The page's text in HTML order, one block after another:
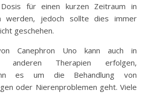
für einen kurzen Zeitraum in
werden, jedoch sollte dies immer
geschehen.
Canephron Uno kann auch in
anderen Therapien erfolgen,
es um die Behandlung von
oder Nierenproblemen geht. Viele